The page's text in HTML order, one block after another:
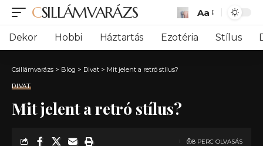
CSILLÁMVARÁZS
Font
Resizer
Aa
Dekor Hobbi Háztartás Ezotéria Stílus
Csillámvarázs > Blog > Divat > Mit jelent a retró stílus?
DIVAT
Mit jelent a retró stílus?
8 PERC OLVASÁS